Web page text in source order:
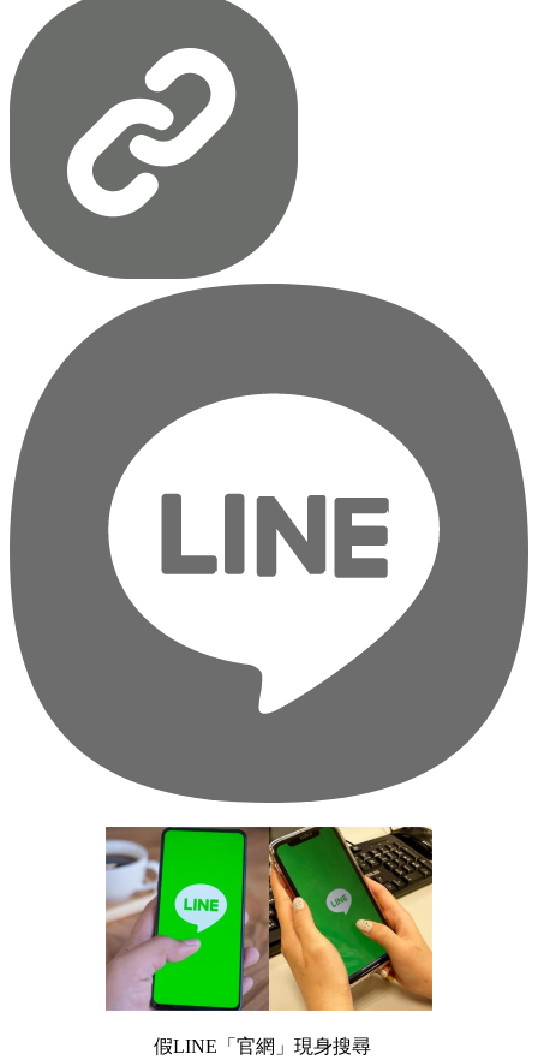
假LINE「官網」現身搜尋